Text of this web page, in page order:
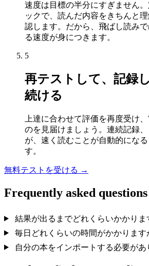
速度は目標の半分にすぎません
ックで、読んだ内容をきちんと
認します。だから、飛ばし読み
る速度が身につきます。
5
再テストして、記録
続ける
上達に合わせて評価を再度受け
のを見届けましょう。連続記録
が、速く読むことが自動的にな
す。
無料テストを受ける →
Frequently asked questions
結果が出るまでどれくらいかかりま
毎日どれくらいの時間がかかります
自分の本をインポートする必要があ